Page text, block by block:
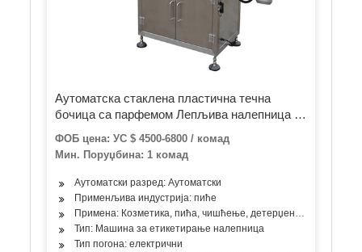
Аутоматска стаклена пластична течна
бочица са парфемом Лепљива налепница за
етикете Козметичка самолепљива етикета
за заптивање паковања БОПП машина за
етикетирање лепкова
ФОБ цена: УС $ 4500-6800 / комад
Мин. Поруџбина: 1 комад
Аутоматски разред: Аутоматски
Применљива индустрија: пиће
Примена: Козметика, пића, чишћење, детерџент, производи
Тип: Машина за етикетирање налепница
Тип погона: електрични